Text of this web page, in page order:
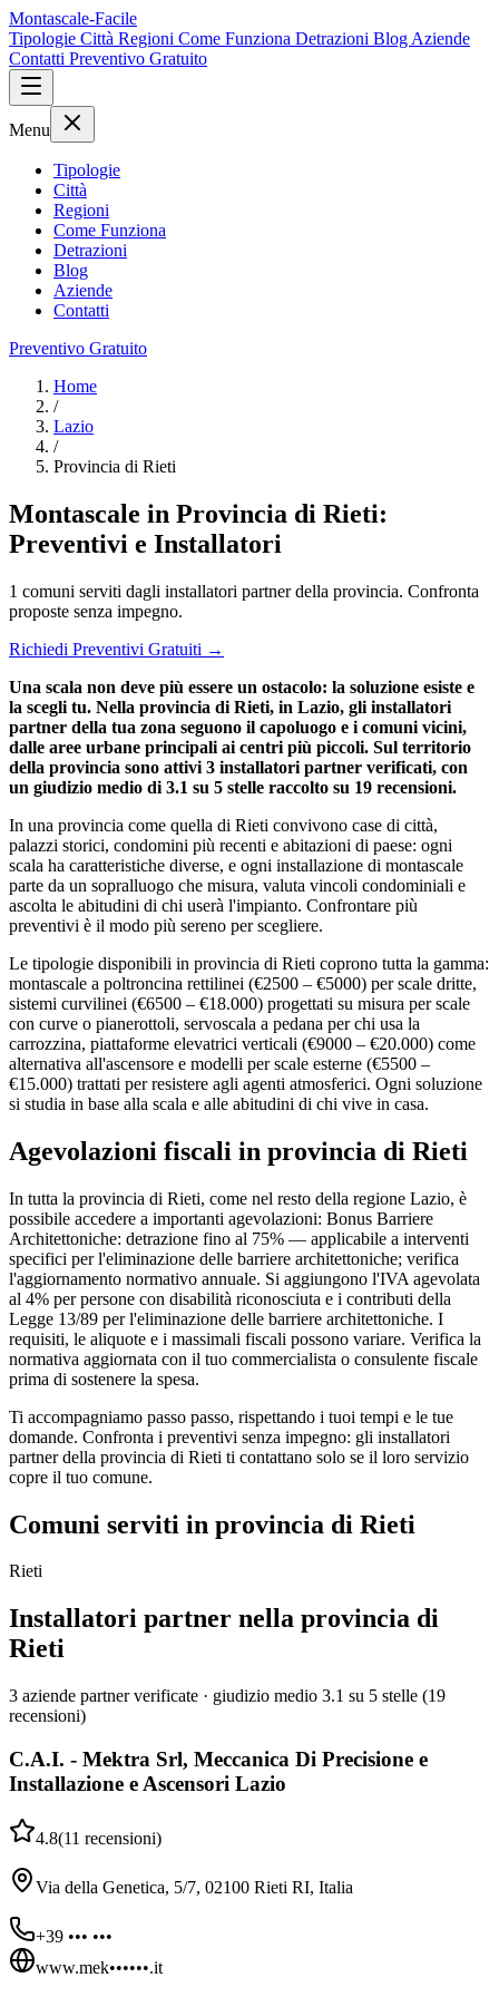
Montascale-Facile
Tipologie Città Regioni Come Funziona Detrazioni Blog Aziende
Contatti Preventivo Gratuito
Menu
Tipologie
Città
Regioni
Come Funziona
Detrazioni
Blog
Aziende
Contatti
Preventivo Gratuito
Home
/
Lazio
/
Provincia di Rieti
Montascale in Provincia di Rieti:
Preventivi e Installatori
1 comuni serviti dagli installatori partner della provincia. Confronta
proposte senza impegno.
Richiedi Preventivi Gratuiti →
Una scala non deve più essere un ostacolo: la soluzione esiste e
la scegli tu. Nella provincia di Rieti, in Lazio, gli installatori
partner della tua zona seguono il capoluogo e i comuni vicini,
dalle aree urbane principali ai centri più piccoli. Sul territorio
della provincia sono attivi 3 installatori partner verificati, con
un giudizio medio di 3.1 su 5 stelle raccolto su 19 recensioni.
In una provincia come quella di Rieti convivono case di città,
palazzi storici, condomini più recenti e abitazioni di paese: ogni
scala ha caratteristiche diverse, e ogni installazione di montascale
parte da un sopralluogo che misura, valuta vincoli condominiali e
ascolta le abitudini di chi userà l'impianto. Confrontare più
preventivi è il modo più sereno per scegliere.
Le tipologie disponibili in provincia di Rieti coprono tutta la gamma:
montascale a poltroncina rettilinei (€2500 – €5000) per scale dritte,
sistemi curvilinei (€6500 – €18.000) progettati su misura per scale
con curve o pianerottoli, servoscala a pedana per chi usa la
carrozzina, piattaforme elevatrici verticali (€9000 – €20.000) come
alternativa all'ascensore e modelli per scale esterne (€5500 –
€15.000) trattati per resistere agli agenti atmosferici. Ogni soluzione
si studia in base alla scala e alle abitudini di chi vive in casa.
Agevolazioni fiscali in provincia di Rieti
In tutta la provincia di Rieti, come nel resto della regione Lazio, è
possibile accedere a importanti agevolazioni: Bonus Barriere
Architettoniche: detrazione fino al 75% — applicabile a interventi
specifici per l'eliminazione delle barriere architettoniche; verifica
l'aggiornamento normativo annuale. Si aggiungono l'IVA agevolata
al 4% per persone con disabilità riconosciuta e i contributi della
Legge 13/89 per l'eliminazione delle barriere architettoniche. I
requisiti, le aliquote e i massimali fiscali possono variare. Verifica la
normativa aggiornata con il tuo commercialista o consulente fiscale
prima di sostenere la spesa.
Ti accompagniamo passo passo, rispettando i tuoi tempi e le tue
domande. Confronta i preventivi senza impegno: gli installatori
partner della provincia di Rieti ti contattano solo se il loro servizio
copre il tuo comune.
Comuni serviti in provincia di Rieti
Rieti
Installatori partner nella provincia di
Rieti
3 aziende partner verificate · giudizio medio 3.1 su 5 stelle (19
recensioni)
C.A.I. - Mektra Srl, Meccanica Di Precisione e
Installazione e Ascensori Lazio
4.8(11 recensioni)
Via della Genetica, 5/7, 02100 Rieti RI, Italia
+39 ••• •••
www.mek••••••.it